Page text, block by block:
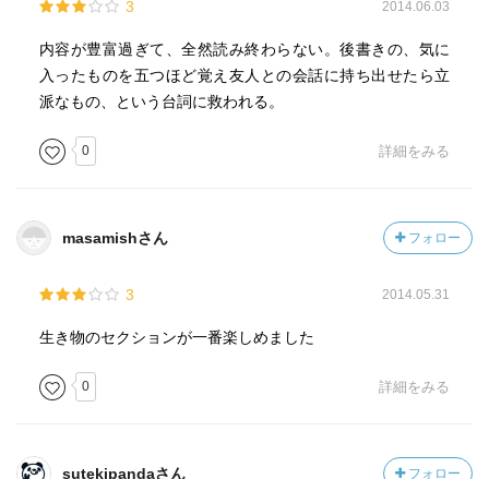
3 2014.06.03
内容が豊富過ぎて、全然読み終わらない。後書きの、気に
入ったものを五つほど覚え友人との会話に持ち出せたら立
派なもの、という台詞に救われる。
0 詳細をみる
masamishさん フォロー
3 2014.05.31
生き物のセクションが一番楽しめました
0 詳細をみる
sutekipandaさん フォロー